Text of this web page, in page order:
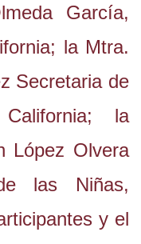
García,
la Mtra.
Secretaria de
la
López Olvera
las Niñas,
y el